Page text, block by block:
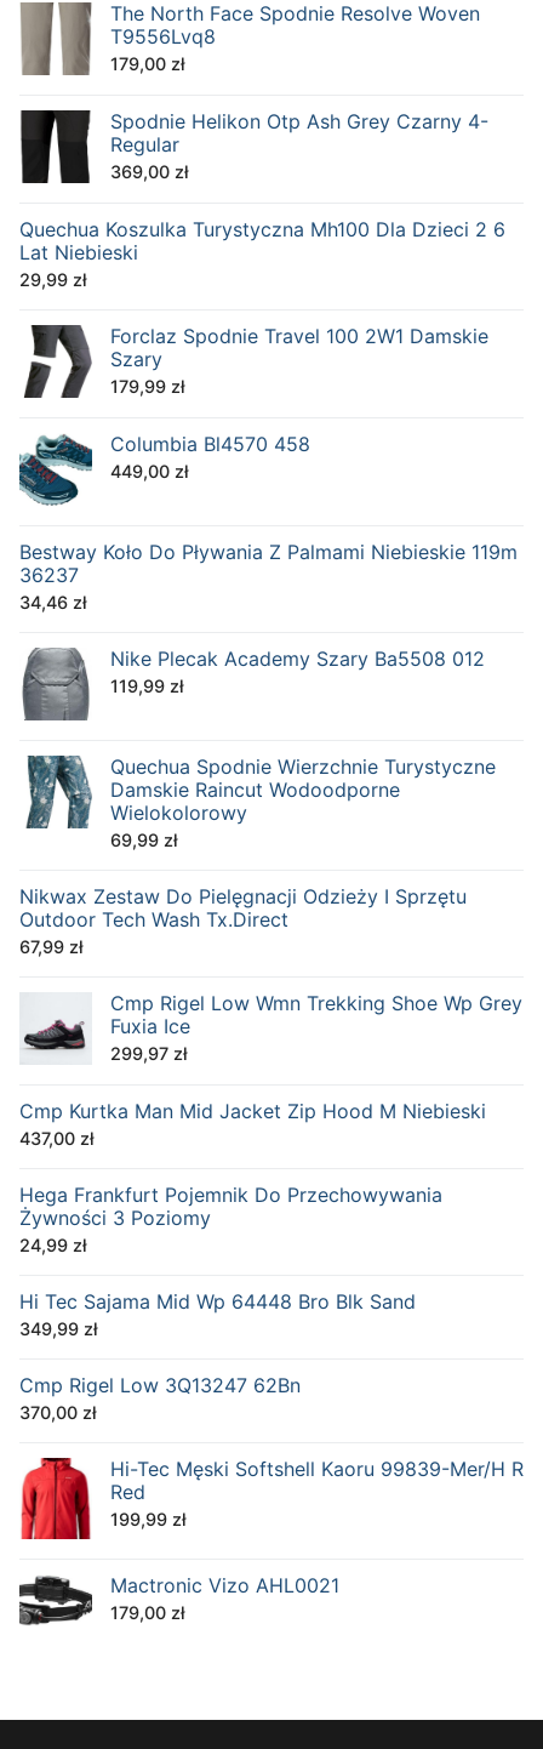
The North Face Spodnie Resolve Woven
T9556Lvq8
179,00 zł
Spodnie Helikon Otp Ash Grey Czarny 4-
Regular
369,00 zł
Quechua Koszulka Turystyczna Mh100 Dla Dzieci 2 6
Lat Niebieski
29,99 zł
Forclaz Spodnie Travel 100 2W1 Damskie
Szary
179,99 zł
Columbia Bl4570 458
449,00 zł
Bestway Koło Do Pływania Z Palmami Niebieskie 119m
36237
34,46 zł
Nike Plecak Academy Szary Ba5508 012
119,99 zł
Quechua Spodnie Wierzchnie Turystyczne
Damskie Raincut Wodoodporne
Wielokolorowy
69,99 zł
Nikwax Zestaw Do Pielęgnacji Odzieży I Sprzętu
Outdoor Tech Wash Tx.Direct
67,99 zł
Cmp Rigel Low Wmn Trekking Shoe Wp Grey
Fuxia Ice
299,97 zł
Cmp Kurtka Man Mid Jacket Zip Hood M Niebieski
437,00 zł
Hega Frankfurt Pojemnik Do Przechowywania
Żywności 3 Poziomy
24,99 zł
Hi Tec Sajama Mid Wp 64448 Bro Blk Sand
349,99 zł
Cmp Rigel Low 3Q13247 62Bn
370,00 zł
Hi-Tec Męski Softshell Kaoru 99839-Mer/H R
Red
199,99 zł
Mactronic Vizo AHL0021
179,00 zł